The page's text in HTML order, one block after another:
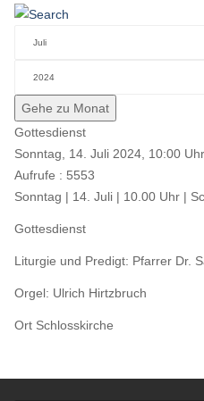
Gehe zu Monat
Gottesdienst
Sonntag, 14. Juli 2024, 10:00 Uhr
Aufrufe : 5553
Sonntag | 14. Juli | 10.00 Uhr |
Gottesdienst
Liturgie und Predigt: Pfarrer Dr.
Orgel: Ulrich Hirtzbruch
Ort Schlosskirche